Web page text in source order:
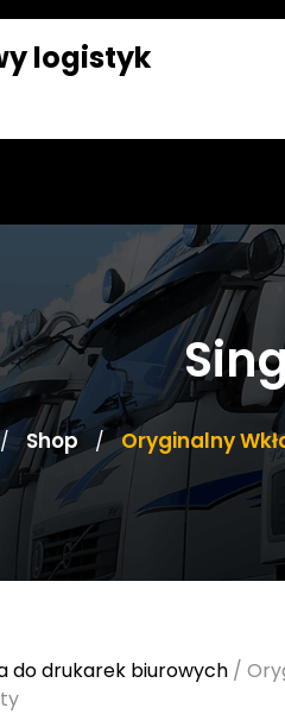
logistyk
Shop / Oryginalny
do drukarek biurowych /